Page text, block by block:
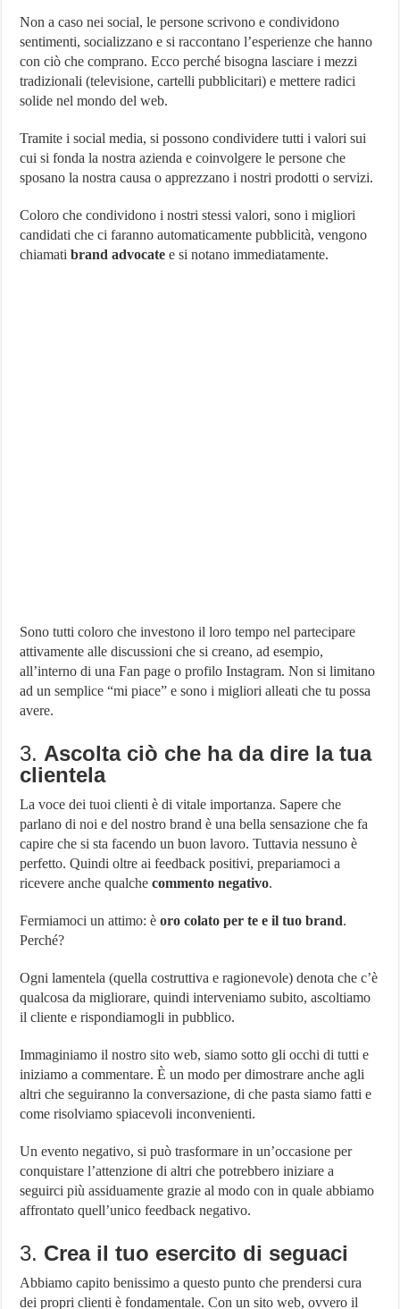
Non a caso nei social, le persone scrivono e condividono
sentimenti, socializzano e si raccontano l’esperienze che hanno
con ciò che comprano. Ecco perché bisogna lasciare i mezzi
tradizionali (televisione, cartelli pubblicitari) e mettere radici
solide nel mondo del web.
Tramite i social media, si possono condividere tutti i valori sui
cui si fonda la nostra azienda e coinvolgere le persone che
sposano la nostra causa o apprezzano i nostri prodotti o servizi.
Coloro che condividono i nostri stessi valori, sono i migliori
candidati che ci faranno automaticamente pubblicità, vengono
chiamatibrand advocate e si notano immediatamente.
Sono tutti coloro che investono il loro tempo nel partecipare
attivamente alle discussioni che si creano, ad esempio,
all’interno di una Fan page o profilo Instagram. Non si limitano
ad un semplice “mi piace” e sono i migliori alleati che tu possa
avere.
3. Ascolta ciò che ha da dire la tua
clientela
La voce dei tuoi clienti è di vitale importanza. Sapere che
parlano di noi e del nostro brand è una bella sensazione che fa
capire che si sta facendo un buon lavoro. Tuttavia nessuno è
perfetto. Quindi oltre ai feedback positivi, prepariamoci a
ricevere anche qualchecommento negativo.
Fermiamoci un attimo: èoro colato per te e il tuo brand.
Perché?
Ogni lamentela (quella costruttiva e ragionevole) denota che c’è
qualcosa da migliorare, quindi interveniamo subito, ascoltiamo
il cliente e rispondiamogli in pubblico.
Immaginiamo il nostro sito web, siamo sotto gli occhi di tutti e
iniziamo a commentare. È un modo per dimostrare anche agli
altri che seguiranno la conversazione, di che pasta siamo fatti e
come risolviamo spiacevoli inconvenienti.
Un evento negativo, si può trasformare in un’occasione per
conquistare l’attenzione di altri che potrebbero iniziare a
seguirci più assiduamente grazie al modo con in quale abbiamo
affrontato quell’unico feedback negativo.
3. Crea il tuo esercito di seguaci
Abbiamo capito benissimo a questo punto che prendersi cura
dei propri clienti è fondamentale. Con un sito web, ovvero il